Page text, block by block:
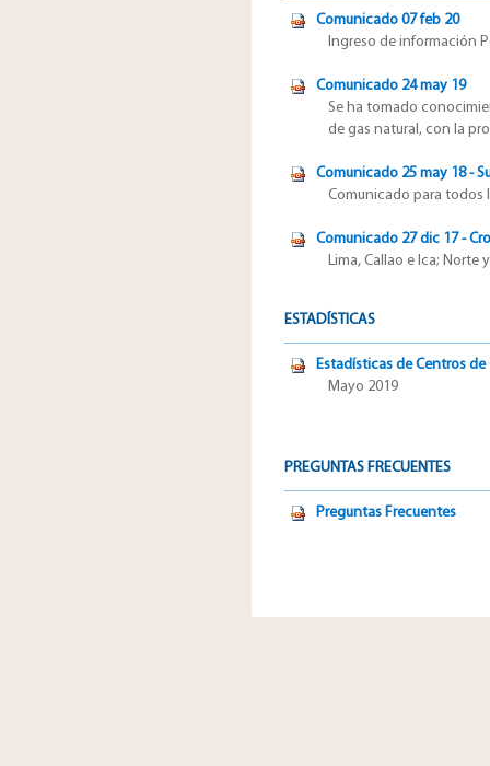
Comunicado 07 feb 20
Ingreso de información
Comunicado 24 may 19
Se ha tomado
de gas natural, con la
Comunicado 25 may 18 -
Comunicado para todos
Comunicado 27 dic 17 -
Lima, Callao e Ica; Norte
ESTADÍSTICAS
Estadísticas de Centros
Mayo 2019
PREGUNTAS FRECUENTES
Preguntas Frecuentes